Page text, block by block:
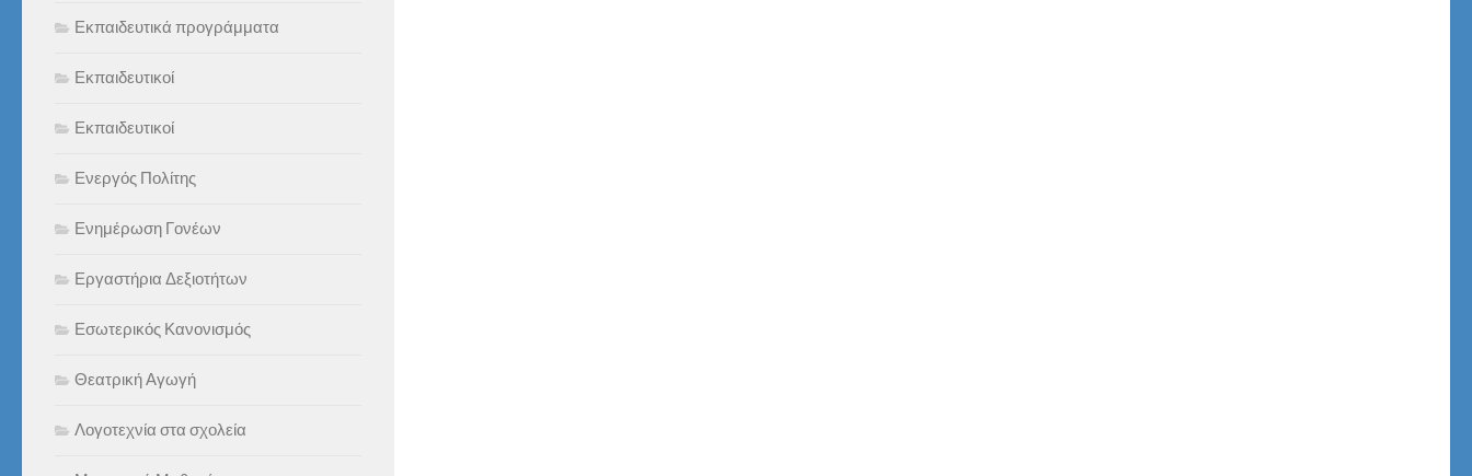
Εκπαιδευτικά προγράμματα
Εκπαιδευτικοί
Εκπαιδευτικοί
Ενεργός Πολίτης
Ενημέρωση Γονέων
Εργαστήρια Δεξιοτήτων
Εσωτερικός Κανονισμός
Θεατρική Αγωγή
Λογοτεχνία στα σχολεία